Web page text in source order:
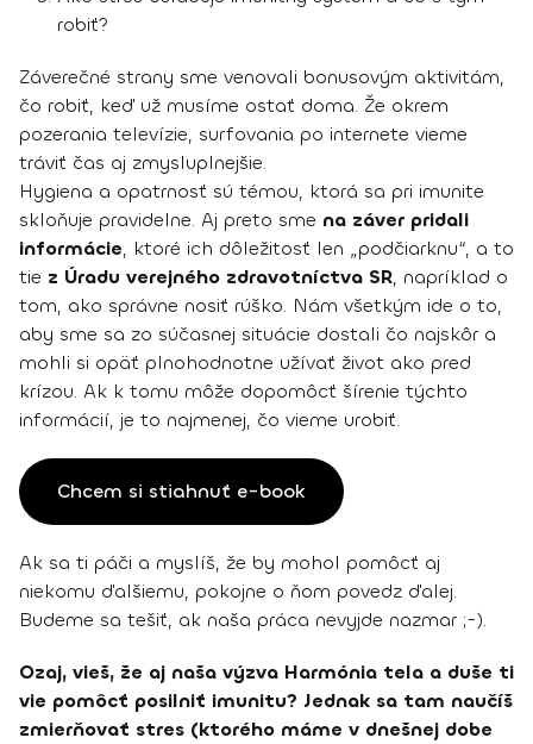
robiť?
Záverečné strany sme venovali bonusovým aktivitám,
čo robiť, keď už musíme ostať doma. Že okrem
pozerania televízie, surfovania po internete vieme
tráviť čas aj zmysluplnejšie.
Hygiena a opatrnosť sú témou, ktorá sa pri imunite
skloňuje pravidelne. Aj preto sme na záver pridali
informácie, ktoré ich dôležitosť len „podčiarknu“, a to
tie z Úradu verejného zdravotníctva SR, napríklad o
tom, ako správne nosiť rúško. Nám všetkým ide o to,
aby sme sa zo súčasnej situácie dostali čo najskôr a
mohli si opäť plnohodnotne užívať život ako pred
krízou. Ak k tomu môže dopomôcť šírenie týchto
informácií, je to najmenej, čo vieme urobiť.
Chcem si stiahnuť e-book
Ak sa ti páči a myslíš, že by mohol pomôcť aj
niekomu ďalšiemu, pokojne o ňom povedz ďalej.
Budeme sa tešiť, ak naša práca nevyjde nazmar ;-).
Ozaj, vieš, že aj naša výzva Harmónia tela a duše ti
vie pomôcť posilniť imunitu? Jednak sa tam naučíš
zmierňovať stres (ktorého máme v dnešnej dobe